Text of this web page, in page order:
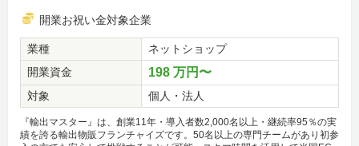
開業お祝い金対象企業
業種
ネットショップ
開業資金
198 万円〜
対象 個人・法人
『輸出マスター』は、創業11年・導入者数2,000名以上・継続率95％の実
績を誇る輸出物販フランチャイズです。50名以上の専門チームがあり初参